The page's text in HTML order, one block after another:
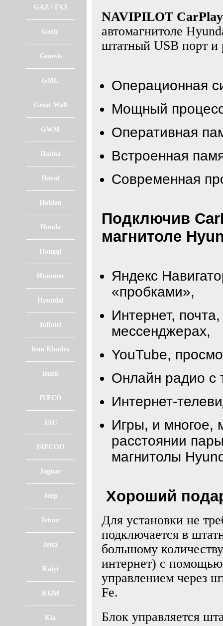
GAZ / ГАЗ
Geely
Genesis
GMC
Great Wall
GWM
Haima
Haval
Holden
Honda
Hongqi
Hummer
Hyundai
Infiniti
Iran Khodro
Isuzu
IVECO
JAC
JAECOO
Jaguar
Jeep
Jetour
Jetta
Kaiyi
KGM
Kia
NAVIPILOT
автомагнитоле
штатный USB порт и
Операционная
Мощный
Оперативная
Встроенная
Современная
Подключив
магнитоле
Яндекс
«пробками»,
Интернет,
мессенджерах,
YouTube,
Онлайн радио с
Интернет-
Игры, и многое,
расстоянии
магнитолы
Хороший
Для установки не
подключается в
большому
интернет) с
управлением через
Fe.
Блок управляется